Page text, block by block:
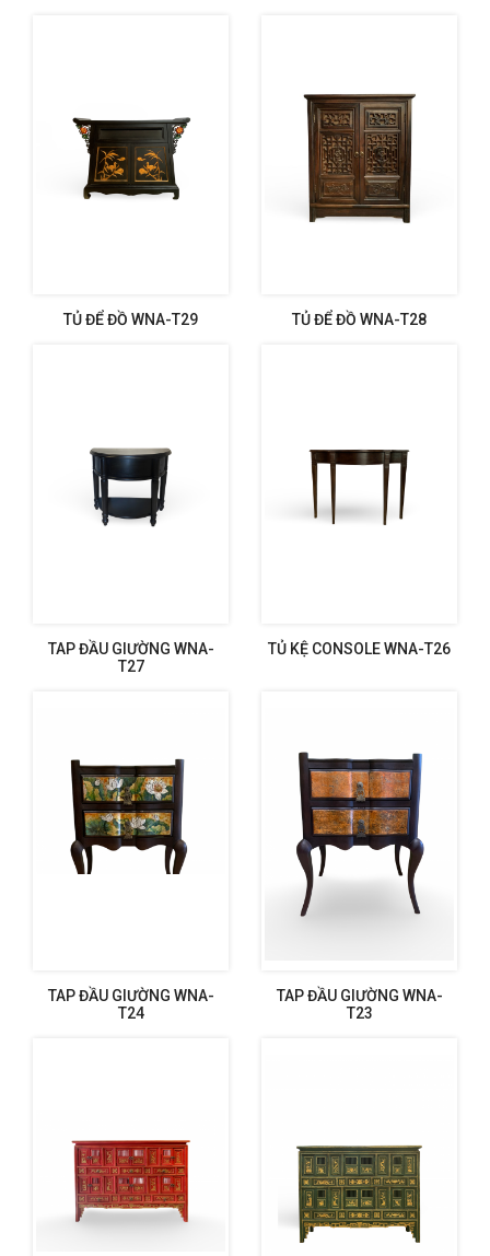
TỦ ĐỂ ĐỒ WNA-T29 TỦ ĐỂ ĐỒ WNA-T28
TAP ĐẦU GIƯỜNG WNA-
T27
TỦ KỆ CONSOLE WNA-T26
TAP ĐẦU GIƯỜNG WNA-
T24
TAP ĐẦU GIƯỜNG WNA-
T23